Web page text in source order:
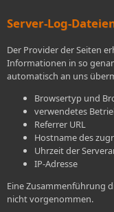
Server-Log-
Der Provider der Seiten
Informationen in so
automatisch an uns
Browsertyp und
verwendetes
Referrer URL
Hostname des
Uhrzeit der
IP-Adresse
Eine Zusammenführung
nicht vorgenommen.